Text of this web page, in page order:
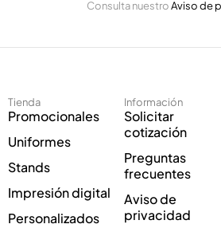
o
r
r
o
*
c
n
i
c
o
*
Consulta nuestroAviso de
Tienda
Promocionales
Uniformes
Stands
Impresión digital
Personalizados
Información
Solicitar
cotización
Preguntas
frecuentes
Aviso de
privacidad